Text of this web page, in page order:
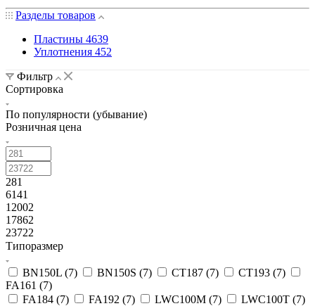
Разделы товаров
Пластины 4639
Уплотнения 452
Фильтр
Сортировка
По популярности (убывание)
Розничная цена
281
6141
12002
17862
23722
Типоразмер
BN150L (7) BN150S (7) CT187 (7) CT193 (7)
FA161 (7)
FA184 (7) FA192 (7) LWC100M (7) LWC100T (7)